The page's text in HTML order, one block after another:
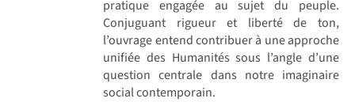
pratique engagée au sujet du peuple.
Conjuguant rigueur et liberté de ton,
l’ouvrage entend contribuer à une approche
unifiée des Humanités sous l’angle d’une
question centrale dans notre imaginaire
social contemporain.